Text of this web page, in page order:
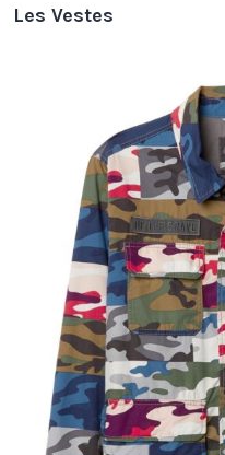
Les Vestes